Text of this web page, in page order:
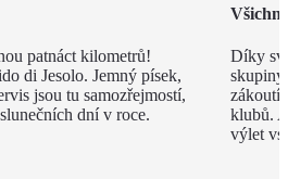
patnáct kilometrů!
di Jesolo. Jemný písek,
jsou tu samozřejmostí,
dní v roce.
Díky
zákoutí,
klubů.
výlet